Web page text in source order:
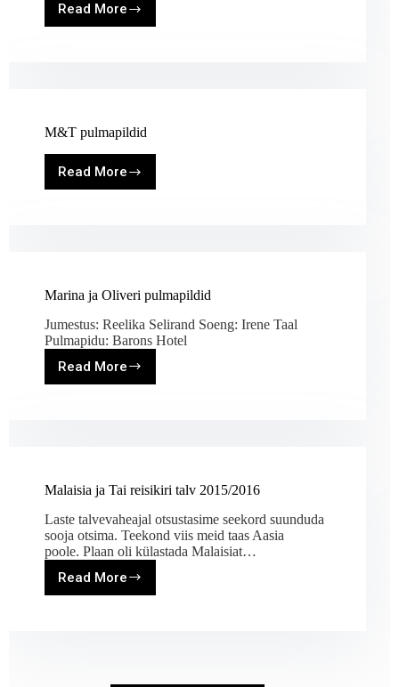
Read MoreKINGITUS
EMADEPÄEVAKS
M&T pulmapildid
Read More
M&T
pulmapildid
Marina ja Oliveri pulmapildid
Jumestus: Reelika Selirand Soeng: Irene Taal
Pulmapidu: Barons Hotel
Read More
Marina
ja
Malaisia ja Tai reisikiri talv 2015/2016
Laste talvevaheajal otsustasime seekord suunduda
sooja otsima. Teekond viis meid taas Aasia
poole. Plaan oli külastada Malaisiat…
Read More
Malaisia
ja